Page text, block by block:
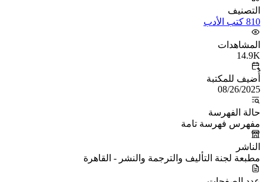
التصنيف
810 كتب الأدب
المشاهدات
14.9K
أُضيف للمكتبة
08/26/2025
حالة الفهرسة
مفهرس فهرسة تامة
الناشر
مطبعة لجنة التأليف والترجمة والنشر - القاهرة